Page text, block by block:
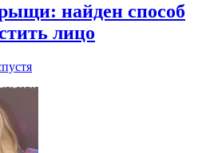
найден способ
лицо